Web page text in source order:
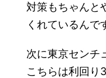
対策もちゃんと
くれているんで
次に東京センチ
こちらは利回り